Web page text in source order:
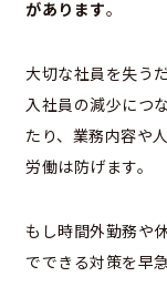
があります。
大切な社員を失う
入社員の減少につ
たり、業務内容や
労働は防げます。
もし時間外勤務や
でできる対策を早